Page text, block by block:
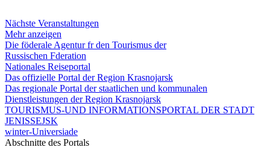
Nächste Veranstaltungen
Mehr anzeigen
Die föderale Agentur fr den Tourismus der
Russischen Fderation
Nationales Reiseportal
Das offizielle Portal der Region Krasnojarsk
Das regionale Portal der staatlichen und kommunalen
Dienstleistungen der Region Krasnojarsk
TOURISMUS-UND INFORMATIONSPORTAL DER STADT
JENISSEJSK
winter-Universiade
Abschnitte des Portals